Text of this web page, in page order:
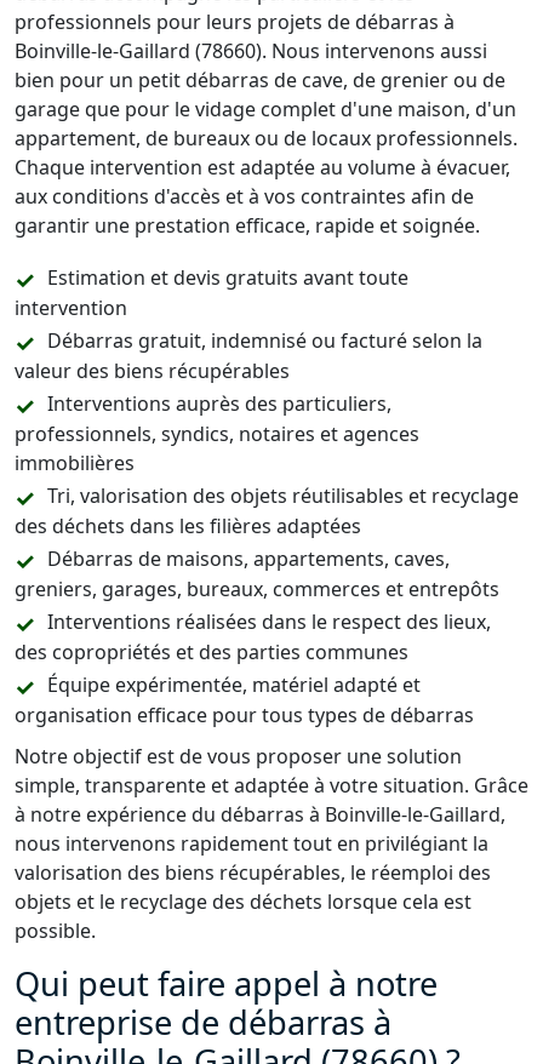
professionnels pour leurs projets de débarras à
Boinville-le-Gaillard (78660). Nous intervenons aussi
bien pour un petit débarras de cave, de grenier ou de
garage que pour le vidage complet d'une maison, d'un
appartement, de bureaux ou de locaux professionnels.
Chaque intervention est adaptée au volume à évacuer,
aux conditions d'accès et à vos contraintes afin de
garantir une prestation efficace, rapide et soignée.
Estimation et devis gratuits avant toute
intervention
Débarras gratuit, indemnisé ou facturé selon la
valeur des biens récupérables
Interventions auprès des particuliers,
professionnels, syndics, notaires et agences
immobilières
Tri, valorisation des objets réutilisables et recyclage
des déchets dans les filières adaptées
Débarras de maisons, appartements, caves,
greniers, garages, bureaux, commerces et entrepôts
Interventions réalisées dans le respect des lieux,
des copropriétés et des parties communes
Équipe expérimentée, matériel adapté et
organisation efficace pour tous types de débarras
Notre objectif est de vous proposer une solution
simple, transparente et adaptée à votre situation. Grâce
à notre expérience du débarras à Boinville-le-Gaillard,
nous intervenons rapidement tout en privilégiant la
valorisation des biens récupérables, le réemploi des
objets et le recyclage des déchets lorsque cela est
possible.
Qui peut faire appel à notre
entreprise de débarras à